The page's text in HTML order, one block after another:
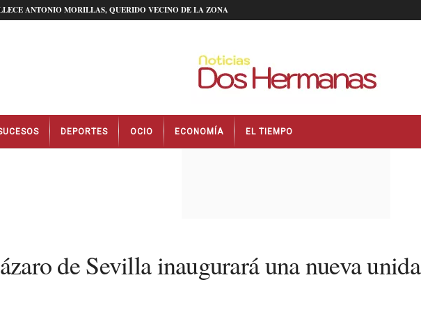
ANTONIO MORILLAS, QUERIDO VECINO DE LA ZONA
DEPORTES OCIO ECONOMÍA EL TIEMPO
de Sevilla inaugurará una nueva